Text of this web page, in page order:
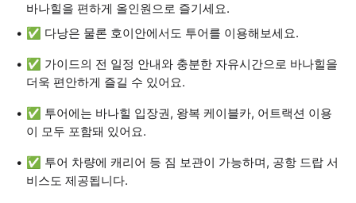
바나힐을 편하게 올인원으로 즐기세요.
✅ 다낭은 물론 호이안에서도 투어를 이용해보세요.
✅ 가이드의 전 일정 안내와 충분한 자유시간으로 바나힐을
더욱 편안하게 즐길 수 있어요.
✅ 투어에는 바나힐 입장권, 왕복 케이블카, 어트랙션 이용
이 모두 포함돼 있어요.
✅ 투어 차량에 캐리어 등 짐 보관이 가능하며, 공항 드랍 서
비스도 제공됩니다.